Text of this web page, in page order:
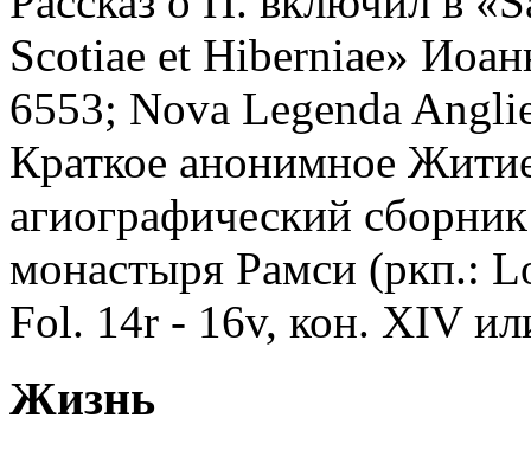
Scotiae et Hiberniae»
6553; Nova Legenda
Краткое анонимное
агиографический
монастыря Рамcи (ркп.:
Fol. 14r - 16v, кон. XIV
Жизнь